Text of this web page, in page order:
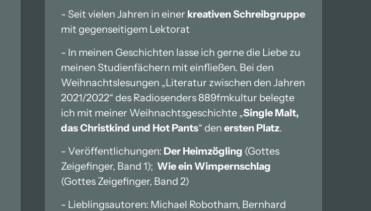
- Seit vielen Jahren in einer kreativen Schreibgruppe
mit gegenseitigem Lektorat
- In meinen Geschichten lasse ich gerne die Liebe zu
meinen Studienfächern mit einfließen. Bei den
Weihnachtslesungen „Literatur zwischen den Jahren
2021/2022“ des Radiosenders 889fmkultur belegte
ich mit meiner Weihnachtsgeschichte „Single Malt,
das Christkind und Hot Pants“ den ersten Platz.
- Veröffentlichungen: Der Heimzögling (Gottes
Zeigefinger, Band 1); Wie ein Wimpernschlag
(Gottes Zeigefinger, Band 2)
- Lieblingsautoren: Michael Robotham, Bernhard